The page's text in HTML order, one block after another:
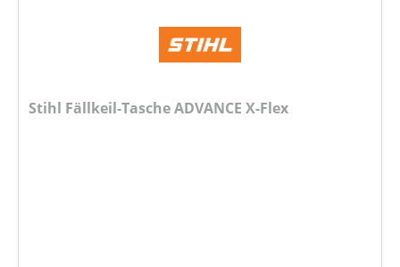
Stihl Fällkeil-Tasche ADVANCE X-Flex